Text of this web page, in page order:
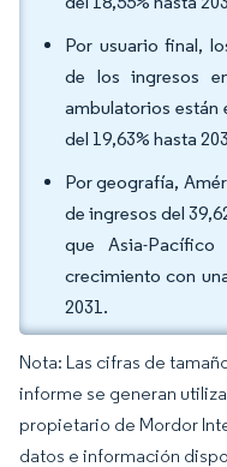
Por usuario final,
de los ingresos
ambulatorios están
del 19,63% hasta
Por geografía,
de ingresos del
que Asia-
crecimiento con
2031.
Nota: Las cifras de
informe se generan
propietario de Mordor
datos e información